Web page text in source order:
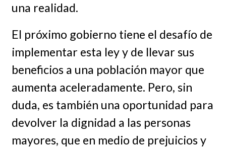
una realidad.
El próximo gobierno tiene el desafío de
implementar esta ley y de llevar sus
beneficios a una población mayor que
aumenta aceleradamente. Pero, sin
duda, es también una oportunidad para
devolver la dignidad a las personas
mayores, que en medio de prejuicios y